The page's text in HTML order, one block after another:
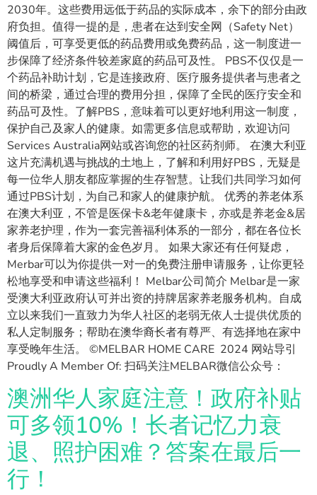
2030年。这些费用远低于药品的实际成本，余下的部分由政
府负担。值得一提的是，患者在达到安全网（Safety Net）
阈值后，可享受更低的药品费用或免费药品，这一制度进一
步保障了经济条件较差家庭的药品可及性。 PBS不仅仅是一
个药品补助计划，它是连接政府、医疗服务提供者与患者之
间的桥梁，通过合理的费用分担，保障了全民的医疗安全和
药品可及性。了解PBS，意味着可以更好地利用这一制度，
保护自己及家人的健康。如需更多信息或帮助，欢迎访问
Services Australia网站或咨询您的社区药剂师。 在澳大利亚
这片充满机遇与挑战的土地上，了解和利用好PBS，无疑是
每一位华人朋友都应掌握的生存智慧。让我们共同学习如何
通过PBS计划，为自己和家人的健康护航。 优秀的养老体系
在澳大利亚，不管是医保卡&老年健康卡，亦或是养老金&居
家养老护理，作为一套完善福利体系的一部分，都在各位长
者身后保障着大家的金色岁月。 如果大家还有任何疑虑，
Merbar可以为你提供一对一的免费注册申请服务，让你更轻
松地享受和申请这些福利！ Melbar公司简介 Melbar是一家
受澳大利亚政府认可并出资的持牌居家养老服务机构。自成
立以来我们一直致力为华人社区的老弱无依人士提供优质的
私人定制服务；帮助在澳华裔长者有尊严、有选择地在家中
享受晚年生活。 ©MELBAR HOME CARE 2024 网站导引
Proudly A Member Of: 扫码关注MELBAR微信公众号：
澳洲华人家庭注意！政府补贴
可多领10%！长者记忆力衰
退、照护困难？答案在最后一
行！